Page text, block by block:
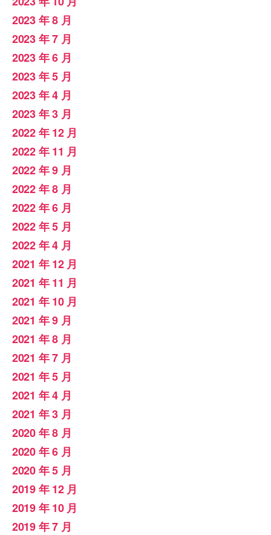
2023 年 8 月
2023 年 7 月
2023 年 6 月
2023 年 5 月
2023 年 4 月
2023 年 3 月
2022 年 12 月
2022 年 11 月
2022 年 9 月
2022 年 8 月
2022 年 6 月
2022 年 5 月
2022 年 4 月
2021 年 12 月
2021 年 11 月
2021 年 10 月
2021 年 9 月
2021 年 8 月
2021 年 7 月
2021 年 5 月
2021 年 4 月
2021 年 3 月
2020 年 8 月
2020 年 6 月
2020 年 5 月
2019 年 12 月
2019 年 10 月
2019 年 7 月